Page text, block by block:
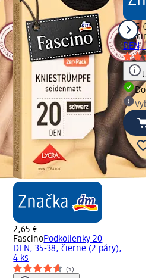
2,65 €
FascinoPodkolienky 20
DEN, 35-38, čierne (2 páry),
4 ks
(5)
2,65 €
Fascino
DEN,